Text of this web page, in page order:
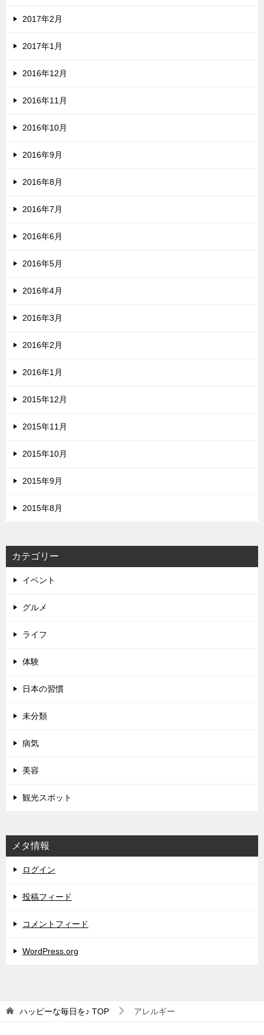
2017年2月
2017年1月
2016年12月
2016年11月
2016年10月
2016年9月
2016年8月
2016年7月
2016年6月
2016年5月
2016年4月
2016年3月
2016年2月
2016年1月
2015年12月
2015年11月
2015年10月
2015年9月
2015年8月
カテゴリー
イベント
グルメ
ライフ
体験
日本の習慣
未分類
病気
美容
観光スポット
メタ情報
ログイン
投稿フィード
コメントフィード
WordPress.org
ハッピーな毎日を♪ TOP アレルギー